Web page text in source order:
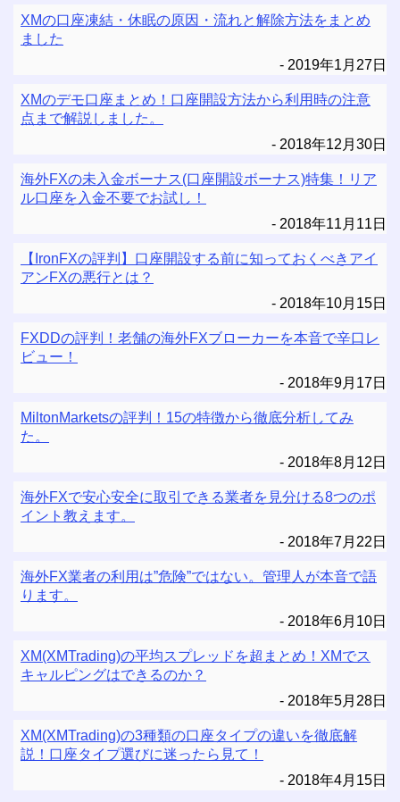
XMの口座凍結・休眠の原因・流れと解除方法をまとめ
ました
2019年1月27日
XMのデモ口座まとめ！口座開設方法から利用時の注意
点まで解説しました。
2018年12月30日
海外FXの未入金ボーナス(口座開設ボーナス)特集！リア
ル口座を入金不要でお試し！
2018年11月11日
【IronFXの評判】口座開設する前に知っておくべきアイ
アンFXの悪行とは？
2018年10月15日
FXDDの評判！老舗の海外FXブローカーを本音で辛口レ
ビュー！
2018年9月17日
MiltonMarketsの評判！15の特徴から徹底分析してみ
た。
2018年8月12日
海外FXで安心安全に取引できる業者を見分ける8つのポ
イント教えます。
2018年7月22日
海外FX業者の利用は”危険”ではない。管理人が本音で語
ります。
2018年6月10日
XM(XMTrading)の平均スプレッドを超まとめ！XMでス
キャルピングはできるのか？
2018年5月28日
XM(XMTrading)の3種類の口座タイプの違いを徹底解
説！口座タイプ選びに迷ったら見て！
2018年4月15日